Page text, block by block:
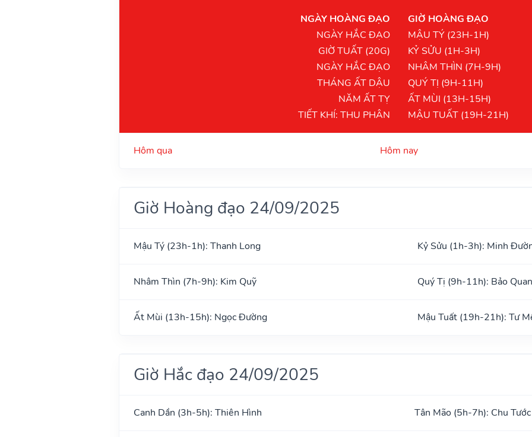
NGÀY HOÀNG ĐẠO
NGÀY HẮC ĐẠO
GIỜ TUẤT (20G)
NGÀY HẮC ĐẠO
THÁNG ẤT DẬU
NĂM ẤT TỴ
TIẾT KHÍ: THU PHÂN
GIỜ HOÀNG ĐẠO
MẬU TÝ (23H-1H)
KỶ SỬU (1H-3H)
NHÂM THÌN (7H-9H)
QUÝ TỊ (9H-11H)
ẤT MÙI (13H-15H)
MẬU TUẤT (19H-21H)
Hôm qua Hôm nay
Giờ Hoàng đạo 24/09/2025
Mậu Tý (23h-1h): Thanh Long Kỷ Sửu (1h-3h): Minh
Nhâm Thìn (7h-9h): Kim Quỹ Quý Tị (9h-11h): Bảo
Ất Mùi (13h-15h): Ngọc Đường Mậu Tuất (19h-21h): Tư
Giờ Hắc đạo 24/09/2025
Canh Dần (3h-5h): Thiên Hình Tân Mão (5h-7h): Chu Tước